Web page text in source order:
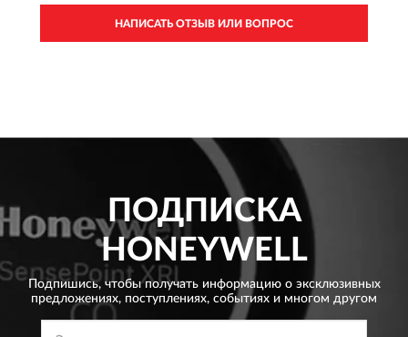
НАПИСАТЬ ОТЗЫВ ИЛИ ВОПРОС
ПОДПИСКА
HONEYWELL
Подпишись, чтобы получать информацию о эксклюзивных
предложениях, поступлениях, событиях и многом другом